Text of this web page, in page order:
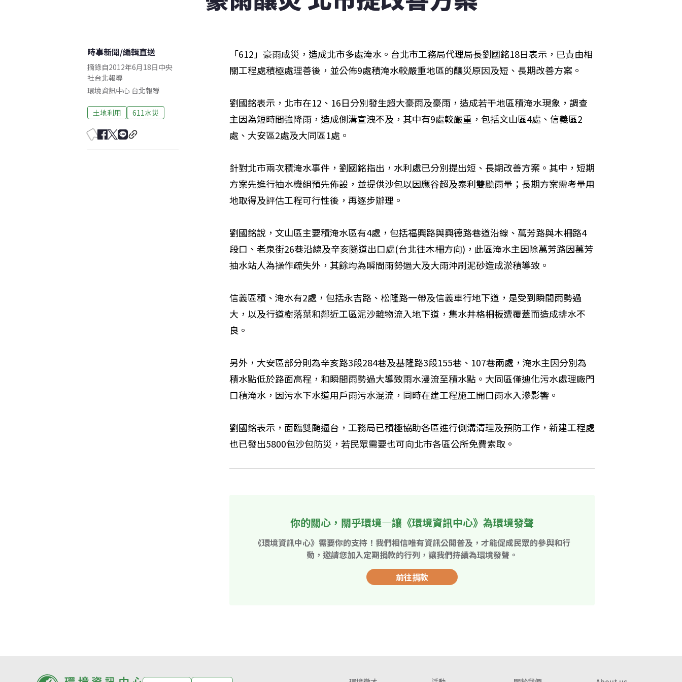
時事新聞/編輯直送
摘錄自2012年6月18日中央
社台北報導
環境資訊中心 台北報導
土地利用 611水災
「612」豪雨成災，造成北市多處淹水。台北市工務局代理局長劉國銘18日表示，已責由相
關工程處積極處理善後，並公佈9處積淹水較嚴重地區的釀災原因及短、長期改善方案。
劉國銘表示，北市在12、16日分別發生超大豪雨及豪雨，造成若干地區積淹水現象，調查
主因為短時間強降雨，造成側溝宣洩不及，其中有9處較嚴重，包括文山區4處、信義區2
處、大安區2處及大同區1處。
針對北市兩次積淹水事件，劉國銘指出，水利處已分別提出短、長期改善方案。其中，短期
方案先進行抽水機組預先佈設，並提供沙包以因應谷超及泰利雙颱雨量；長期方案需考量用
地取得及評估工程可行性後，再逐步辦理。
劉國銘說，文山區主要積淹水區有4處，包括福興路與興德路巷道沿線、萬芳路與木柵路4
段口、老泉街26巷沿線及辛亥隧道出口處(台北往木柵方向)，此區淹水主因除萬芳路因萬芳
抽水站人為操作疏失外，其餘均為瞬間雨勢過大及大雨沖刷泥砂造成淤積導致。
信義區積、淹水有2處，包括永吉路、松隆路一帶及信義車行地下道，是受到瞬間雨勢過
大，以及行道樹落葉和鄰近工區泥沙雜物流入地下道，集水井格柵板遭覆蓋而造成排水不
良。
另外，大安區部分則為辛亥路3段284巷及基隆路3段155巷、107巷兩處，淹水主因分別為
積水點低於路面高程，和瞬間雨勢過大導致雨水漫流至積水點。大同區僅迪化污水處理廠門
口積淹水，因污水下水道用戶雨污水混流，同時在建工程施工開口雨水入滲影響。
劉國銘表示，面臨雙颱逼台，工務局已積極協助各區進行側溝清理及預防工作，新建工程處
也已發出5800包沙包防災，若民眾需要也可向北市各區公所免費索取。
你的關心，關乎環境—讓《環境資訊中心》為環境發聲
《環境資訊中心》需要你的支持！我們相信唯有資訊公開普及，才能促成民眾的參與和行
動，邀請您加入定期捐款的行列，讓我們持續為環境發聲。
前往捐款